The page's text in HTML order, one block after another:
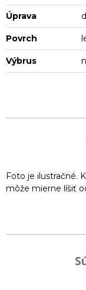
Úprava
Povrch
Výbrus
Foto je ilustračné.
môže mierne líšiť